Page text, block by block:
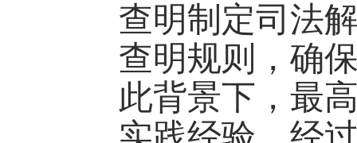
查明制定司法
查明规则，确
此背景下，最